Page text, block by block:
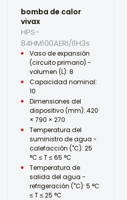
bomba de calor
vivax
HPS-
84HM100AERI/I1H3s
Vaso de expansión
(circuito primario) -
volumen (L): 8
Capacidad nominal:
10
Dimensiones del
dispositivo (mm): 420
× 790 × 270
Temperatura del
suministro de agua -
calefacción (˚C): 25
°C ≤ T ≤ 65 °C
Temperatura de
salida del agua -
refrigeración (˚C): 5 °C
≤ T ≤ 25 °C